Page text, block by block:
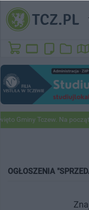
Gminy Tczew. Na
OGŁOSZENIA